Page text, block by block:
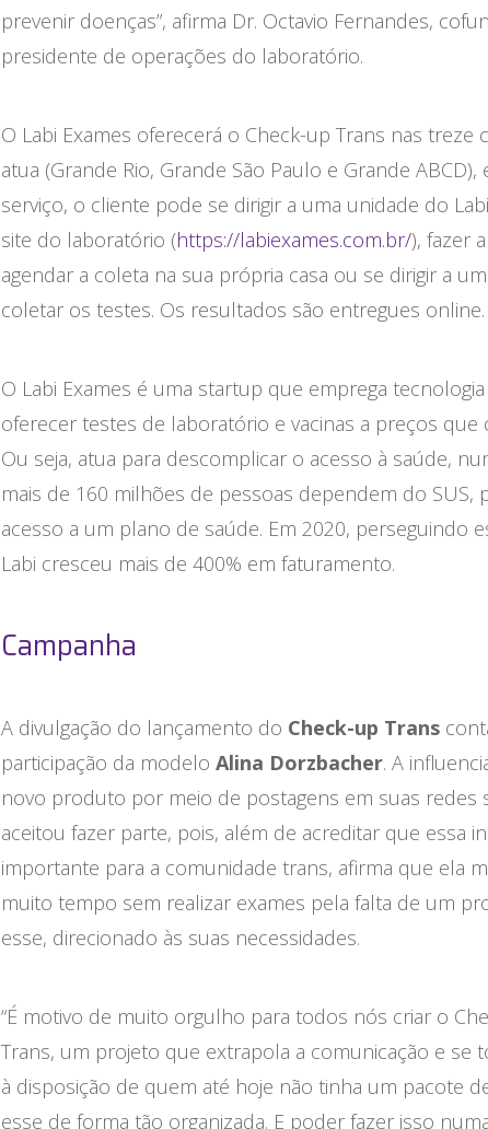
prevenir doenças”, afirma Dr. Octavio Fernandes,
presidente de operações do laboratório.
O Labi Exames oferecerá o Check-up Trans nas treze
atua (Grande Rio, Grande São Paulo e Grande
serviço, o cliente pode se dirigir a uma unidade do
site do laboratório (https://labiexames.com.br/), fazer
agendar a coleta na sua própria casa ou se dirigir a
coletar os testes. Os resultados são entregues online.
O Labi Exames é uma startup que emprega
oferecer testes de laboratório e vacinas a preços que
Ou seja, atua para descomplicar o acesso à saúde,
mais de 160 milhões de pessoas dependem do SUS,
acesso a um plano de saúde. Em 2020, perseguindo
Labi cresceu mais de 400% em faturamento.
Campanha
A divulgação do lançamento do Check-up Trans
participação da modelo Alina Dorzbacher. A
novo produto por meio de postagens em suas redes
aceitou fazer parte, pois, além de acreditar que essa
importante para a comunidade trans, afirma que ela
muito tempo sem realizar exames pela falta de um
esse, direcionado às suas necessidades.
“É motivo de muito orgulho para todos nós criar o
Trans, um projeto que extrapola a comunicação e se
à disposição de quem até hoje não tinha um pacote
esse de forma tão organizada. E poder fazer isso